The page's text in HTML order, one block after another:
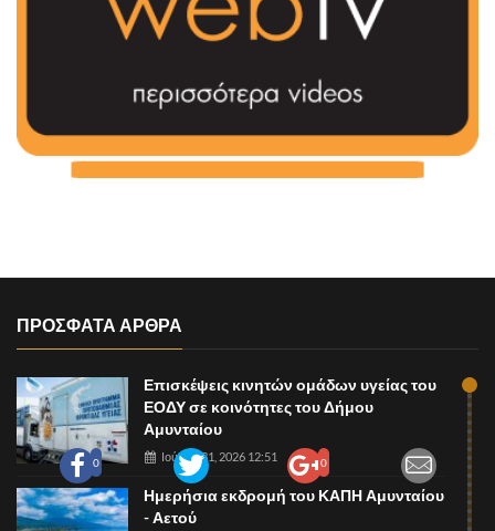
0 0
ΠΡΟΣΦΑΤΑ ΑΡΘΡΑ
Επισκέψεις κινητών ομάδων υγείας του
ΕΟΔΥ σε κοινότητες του Δήμου
Αμυνταίου
Ιούλιος 31, 2026 12:51 0
Ημερήσια εκδρομή του ΚΑΠΗ Αμυνταίου
- Αετού